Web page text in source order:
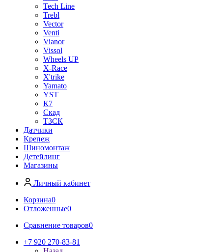
Tech Line
Trebl
Vector
Venti
Vianor
Vissol
Wheels UP
X-Race
X'trike
Yamato
YST
К7
Скад
ТЗСК
Датчики
Крепеж
Шиномонтаж
Детейлинг
Магазины
Личный кабинет
Корзина0
Отложенные0
Сравнение товаров0
+7 920 270-83-81